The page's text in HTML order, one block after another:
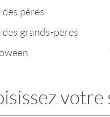
des pères
des grands-pères
votre